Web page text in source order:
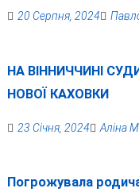
20 Серпня, 2024
НА ВІННИЧЧИНІ
НОВОЇ КАХОВКИ
23 Січня, 2024 Аліна
Погрожувала